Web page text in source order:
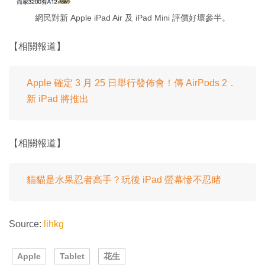
網民對新 Apple iPad Air 及 iPad Mini 評價好壞參半。
【相關報道】
Apple 確定 3 月 25 日舉行發佈會！傳 AirPods 2．
新 iPad 將推出
【相關報道】
貓貓是水果忍者高手？玩後 iPad 螢幕慘不忍睹
Source: lihkg
Apple Tablet 花生